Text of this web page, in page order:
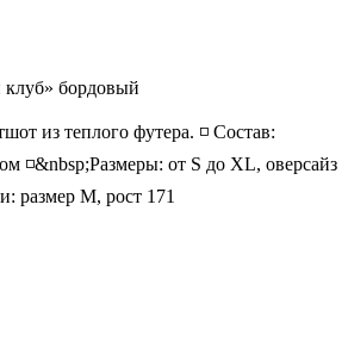
бордовый
из теплого футера. ◽️ Состав:
◽️&nbsp;Размеры: от S до XL, оверсайз
размер М, рост 171